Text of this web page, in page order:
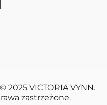
2025 VICTORIA VYNN.
zastrzeżone.